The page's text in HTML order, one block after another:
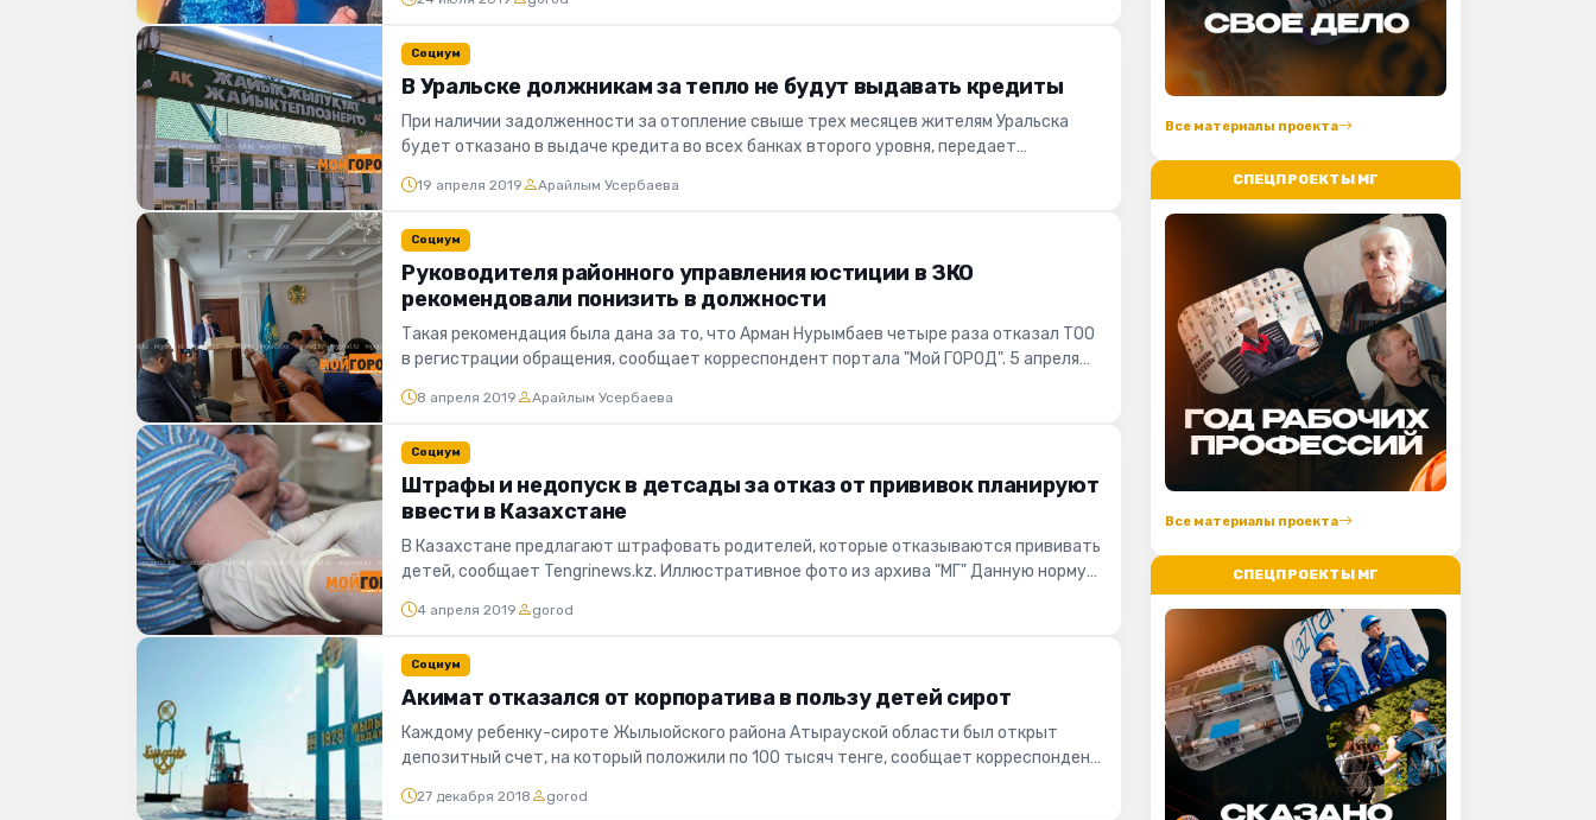
Социум
В Уральске должникам за тепло не будут выдавать кредиты
При наличии задолженности за отопление свыше трех месяцев жителям Уральска
будет отказано в выдаче кредита во всех банках второго уровня, передает
19 апреля 2019 Арайлым Усербаева
Социум
Руководителя районного управления юстиции в ЗКО
рекомендовали понизить в должности
Такая рекомендация была дана за то, что Арман Нурымбаев четыре раза отказал ТОО
в регистрации обращения, сообщает корреспондент портала "Мой ГОРОД". 5 апреля
8 апреля 2019 Арайлым Усербаева
Социум
Штрафы и недопуск в детсады за отказ от прививок планируют
ввести в Казахстане
В Казахстане предлагают штрафовать родителей, которые отказываются прививать
детей, сообщает Tengrinews.kz. Иллюстративное фото из архива "МГ" Данную норму
4 апреля 2019 gorod
Социум
Акимат отказался от корпоратива в пользу детей сирот
Каждому ребенку-сироте Жылыойского района Атырауской области был открыт
депозитный счет, на который положили по 100 тысяч тенге, сообщает корреспондент
27 декабря 2018 gorod
Все материалы проекта
СПЕЦПРОЕКТЫ МГ
Все материалы проекта
СПЕЦПРОЕКТЫ МГ